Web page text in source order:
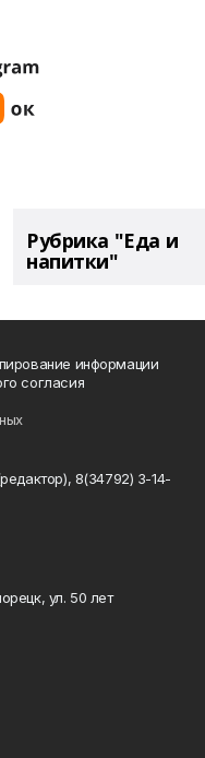
Рубрика "Еда и
напитки"
информации
согласия
8(34792) 3-14-
ул. 50 лет